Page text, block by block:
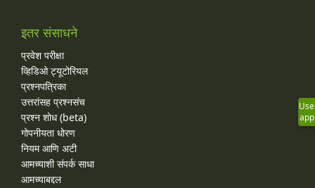
इतर संसाधने
प्रवेश परीक्षा
व्हिडिओ ट्यूटोरियल
प्रश्नपत्रिका
उत्तरांसह प्रश्नसंच
प्रश्न शोध (beta)
गोपनीयता धोरण
नियम आणि अटी
आमच्याशी संपर्क साधा
आमच्याबद्दल
Use
app